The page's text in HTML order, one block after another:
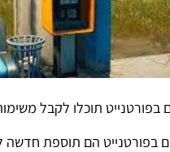
בפורטנייט תוכלו לקבל
בפורטנייט הם תוספת